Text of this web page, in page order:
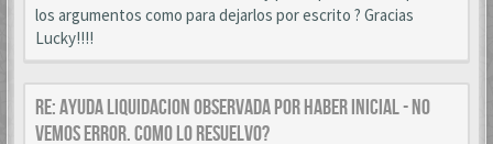
los argumentos como para dejarlos por escrito ? Gracias
Lucky!!!!
Re: AYUDA LIQUIDACION OBSERVADA POR HABER INICIAL - NO
VEMOS ERROR. COMO LO RESUELVO?